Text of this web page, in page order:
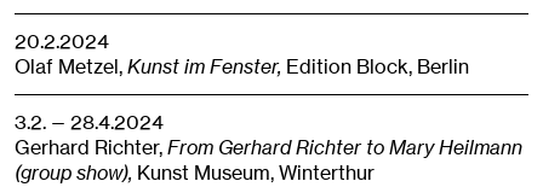
20.2.2024
Olaf Metzel,Kunst im Fenster, Edition Block, Berlin
3.2. — 28.4.2024
Gerhard Richter,From Gerhard Richter to Mary Heilmann
(group show), Kunst Museum,Winterthur